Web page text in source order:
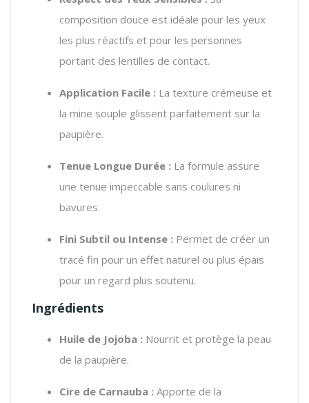
composition douce est idéale pour les yeux
les plus réactifs et pour les personnes
portant des lentilles de contact.
Application Facile : La texture crémeuse et
la mine souple glissent parfaitement sur la
paupière.
Tenue Longue Durée : La formule assure
une tenue impeccable sans coulures ni
bavures.
Fini Subtil ou Intense : Permet de créer un
tracé fin pour un effet naturel ou plus épais
pour un regard plus soutenu.
Ingrédients
Huile de Jojoba : Nourrit et protège la peau
de la paupière.
Cire de Carnauba : Apporte de la